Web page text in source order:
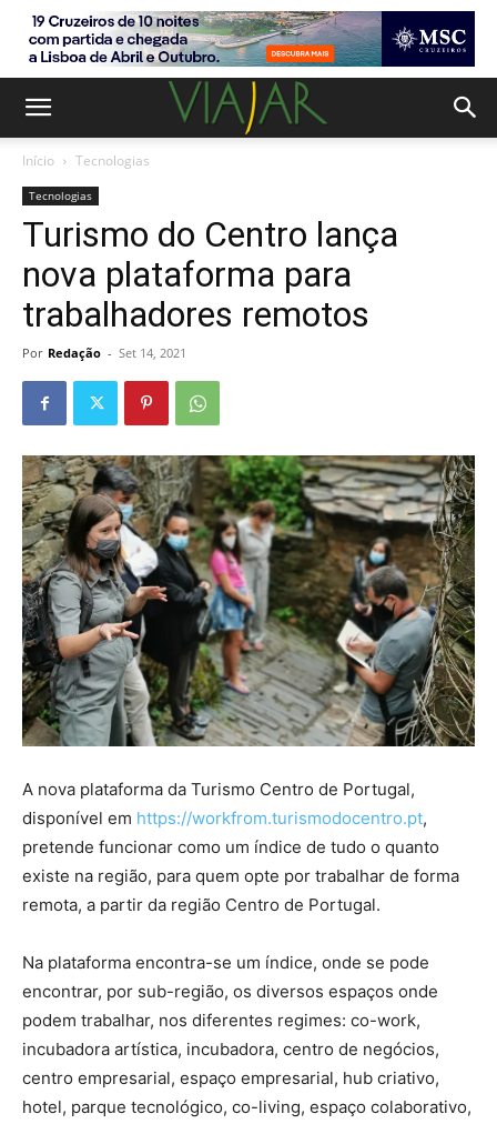
Início Tecnologias
Tecnologias
Turismo do Centro lança
nova plataforma para
trabalhadores remotos
Por Redação - Set 14, 2021
A nova plataforma da Turismo Centro de Portugal,
disponível em https://workfrom.turismodocentro.pt,
pretende funcionar como um índice de tudo o quanto
existe na região, para quem opte por trabalhar de forma
remota, a partir da região Centro de Portugal.
Na plataforma encontra-se um índice, onde se pode
encontrar, por sub-região, os diversos espaços onde
podem trabalhar, nos diferentes regimes: co-work,
incubadora artística, incubadora, centro de negócios,
centro empresarial, espaço empresarial, hub criativo,
hotel, parque tecnológico, co-living, espaço colaborativo,